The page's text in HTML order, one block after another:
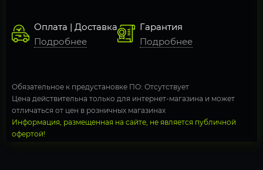
Оплата | Доставка
Подробнее
Гарантия
Подробнее
Обязательное к предустановке ПО: Отсутствует
Цена действительна только для интернет-магазина и может
отличаться от цен в розничных магазинах
Информация, размещенная на сайте, не является публичной
офертой!